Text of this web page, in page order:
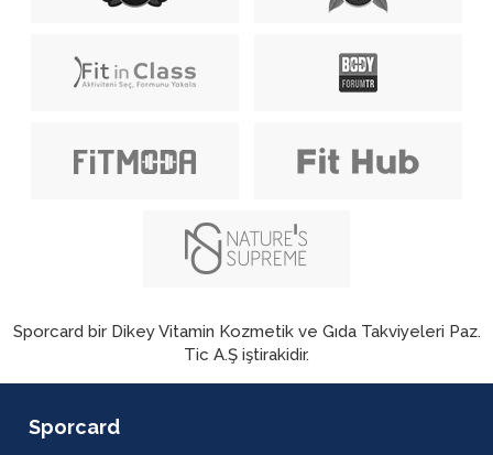
Sporcard bir Dikey Vitamin Kozmetik ve Gıda Takviyeleri Paz.
Tic A.Ş iştirakidir.
Sporcard